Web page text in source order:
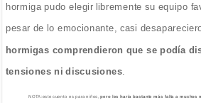
hormiga pudo elegir libremente su equipo
pesar de lo emocionante, casi
hormigas comprendieron que se podía
tensiones ni discusiones
NOTA:este cuento es para niños, pero les haría bastante más falta a muchos